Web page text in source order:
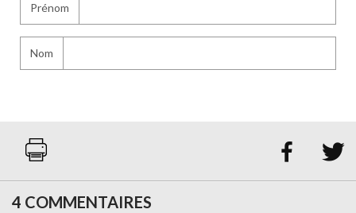
Prénom
Nom
 
4 COMMENTAIRES